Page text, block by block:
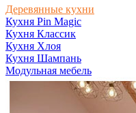
Деревянные кухни
Кухня Pin Magic
Кухня Классик
Кухня Хлоя
Кухня Шампань
Модульная мебель